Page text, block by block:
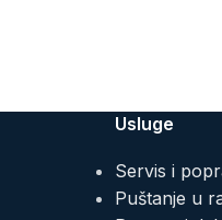
Usluge
Servis i
Puštanje u